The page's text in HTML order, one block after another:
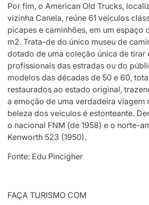
Por fim, o American Old Trucks,
vizinha Canela, reúne 61 veículos
picapes e caminhões, em um espaço
m2. Trata-de do único museu de
dotado de uma coleção única de tirar
profissionais das estradas ou do
modelos das décadas de 50 e 60,
restaurados ao estado original,
a emoção de uma verdadeira viagem
beleza dos veículos é estonteante.
o nacional FNM (de 1958) e o norte-
Kenworth 523 (1950).
Fonte: Edu Pincigher
FAÇA TURISMO COM